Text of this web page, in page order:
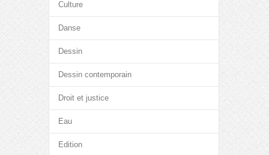
Culture
Danse
Dessin
Dessin contemporain
Droit et justice
Eau
Edition